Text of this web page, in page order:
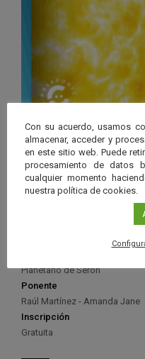
Aula de Divulgación - Aula
Vicerrectorado de Cultura y
Planetario de Serón
Ponente
Raúl Martínez - Amanda Jane
Inscripción
Gratuita
Con su acuerdo, usamos
almacenar, acceder y
en este sitio web. Puede
procesamiento de datos
cualquier momento
nuestra política de cookies.